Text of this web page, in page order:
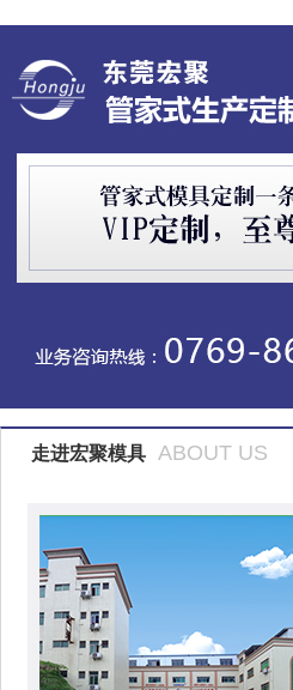
走进宏聚模具 ABOUT US